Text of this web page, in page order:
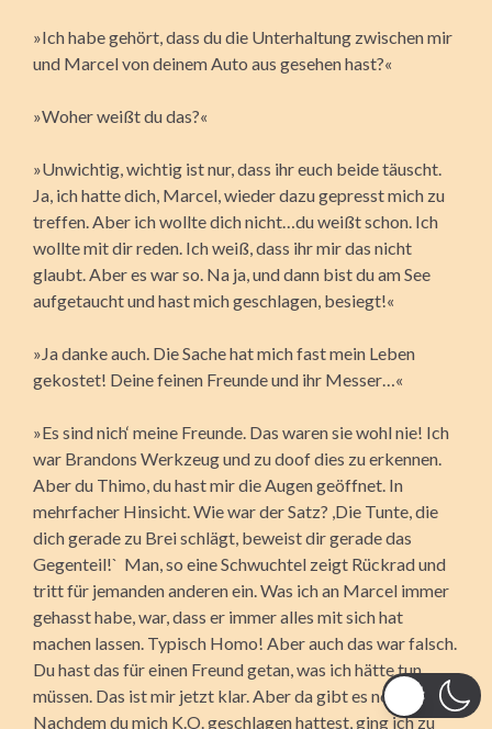
»Ich habe gehört, dass du die Unterhaltung zwischen mir
und Marcel von deinem Auto aus gesehen hast?«
»Woher weißt du das?«
»Unwichtig, wichtig ist nur, dass ihr euch beide täuscht.
Ja, ich hatte dich, Marcel, wieder dazu gepresst mich zu
treffen. Aber ich wollte dich nicht…du weißt schon. Ich
wollte mit dir reden. Ich weiß, dass ihr mir das nicht
glaubt. Aber es war so. Na ja, und dann bist du am See
aufgetaucht und hast mich geschlagen, besiegt!«
»Ja danke auch. Die Sache hat mich fast mein Leben
gekostet! Deine feinen Freunde und ihr Messer…«
»Es sind nich‘ meine Freunde. Das waren sie wohl nie! Ich
war Brandons Werkzeug und zu doof dies zu erkennen.
Aber du Thimo, du hast mir die Augen geöffnet. In
mehrfacher Hinsicht. Wie war der Satz? ,Die Tunte, die
dich gerade zu Brei schlägt, beweist dir gerade das
Gegenteil!` Man, so eine Schwuchtel zeigt Rückrad und
tritt für jemanden anderen ein. Was ich an Marcel immer
gehasst habe, war, dass er immer alles mit sich hat
machen lassen. Typisch Homo! Aber auch das war falsch.
Du hast das für einen Freund getan, was ich hätte tun
müssen. Das ist mir jetzt klar. Aber da gibt es noch mehr.
Nachdem du mich K.O. geschlagen hattest, ging ich zu